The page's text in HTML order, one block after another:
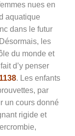
nues en
aquatique
dans le futur
les
du monde et
d’y penser
. Les enfants
par
un cours donné
rigide et